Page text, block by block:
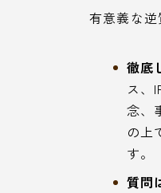
有意義な逆
徹底
ス、
念、
の上
す。
質問